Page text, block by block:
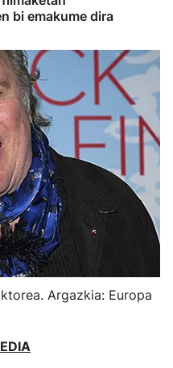
bi emakume dira
Argazkia: Europa